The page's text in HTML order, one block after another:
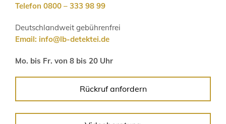
Telefon 0800 – 333 98 99
Deutschlandweit gebührenfrei
Email: info@lb-detektei.de
Mo. bis Fr. von 8 bis 20 Uhr
Rückruf anfordern